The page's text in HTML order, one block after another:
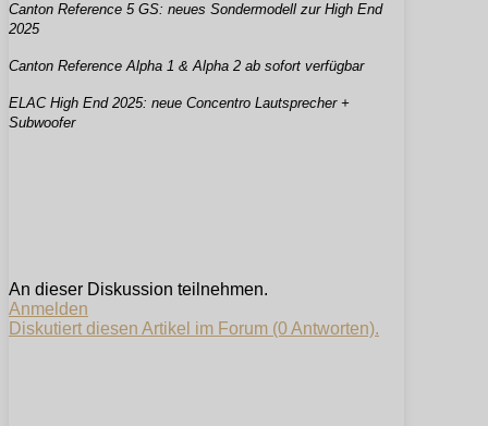
Canton Reference 5 GS: neues Sondermodell zur High End
2025
Canton Reference Alpha 1 & Alpha 2 ab sofort verfügbar
ELAC High End 2025: neue Concentro Lautsprecher +
Subwoofer
An dieser Diskussion teilnehmen.
Anmelden
Diskutiert diesen Artikel im Forum (0 Antworten).